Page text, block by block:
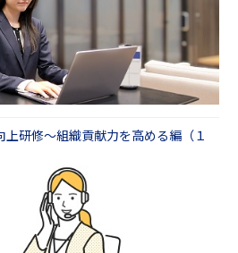
研修～組織貢献力を高める編（１